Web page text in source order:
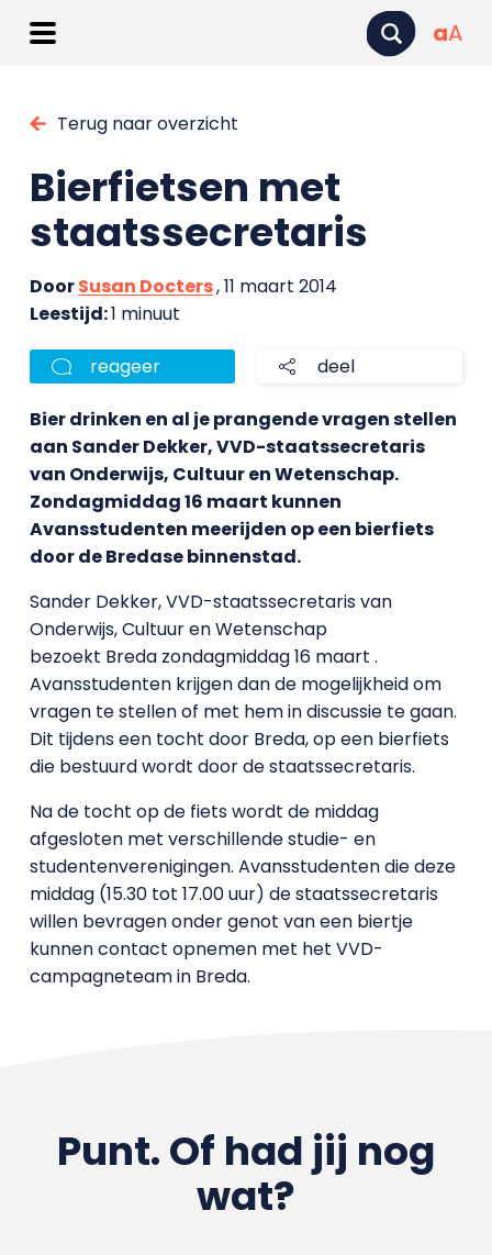
aA
Terug naar overzicht
Bierfietsen met
staatssecretaris
DoorSusan Docters, 11 maart 2014
Leestijd:1 minuut
reageer deel
Bier drinken en al je prangende vragen stellen
aan Sander Dekker, VVD-staatssecretaris
van Onderwijs, Cultuur en Wetenschap.
Zondagmiddag 16 maart kunnen
Avansstudenten meerijden op een bierfiets
door de Bredase binnenstad.
Sander Dekker, VVD-staatssecretaris van
Onderwijs, Cultuur en Wetenschap
bezoekt Breda zondagmiddag 16 maart .
Avansstudenten krijgen dan de mogelijkheid om
vragen te stellen of met hem in discussie te gaan.
Dit tijdens een tocht door Breda, op een bierfiets
die bestuurd wordt door de staatssecretaris.
Na de tocht op de fiets wordt de middag
afgesloten met verschillende studie- en
studentenverenigingen. Avansstudenten die deze
middag (15.30 tot 17.00 uur) de staatssecretaris
willen bevragen onder genot van een biertje
kunnen contact opnemen met het VVD-
campagneteam in Breda.
Punt. Of had jij nog
wat?